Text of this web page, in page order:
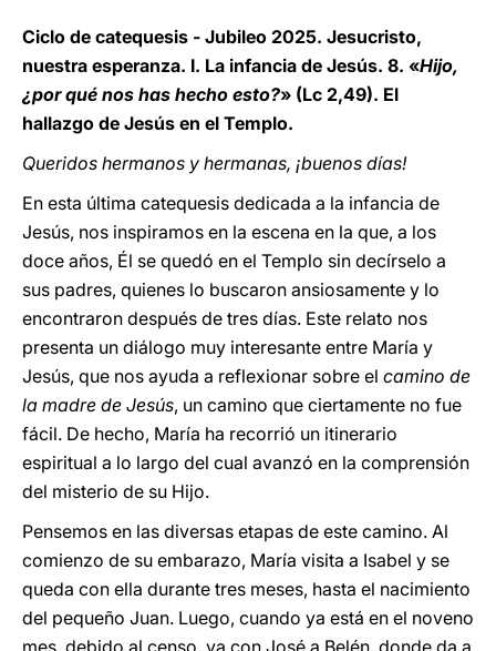
Ciclo de catequesis - Jubileo 2025. Jesucristo,
nuestra esperanza. I. La infancia de Jesús. 8. «Hijo,
¿por qué nos has hecho esto?» (Lc 2,49). El
hallazgo de Jesús en el Templo.
Queridos hermanos y hermanas, ¡buenos días!
En esta última catequesis dedicada a la infancia de
Jesús, nos inspiramos en la escena en la que, a los
doce años, Él se quedó en el Templo sin decírselo a
sus padres, quienes lo buscaron ansiosamente y lo
encontraron después de tres días. Este relato nos
presenta un diálogo muy interesante entre María y
Jesús, que nos ayuda a reflexionar sobre el camino de
la madre de Jesús, un camino que ciertamente no fue
fácil. De hecho, María ha recorrió un itinerario
espiritual a lo largo del cual avanzó en la comprensión
del misterio de su Hijo.
Pensemos en las diversas etapas de este camino. Al
comienzo de su embarazo, María visita a Isabel y se
queda con ella durante tres meses, hasta el nacimiento
del pequeño Juan. Luego, cuando ya está en el noveno
mes, debido al censo, va con José a Belén, donde da a